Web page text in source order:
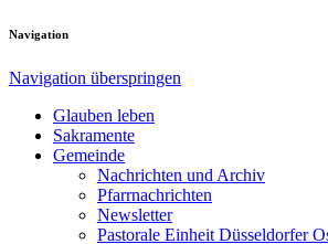
Navigation
Navigation überspringen
Glauben leben
Sakramente
Gemeinde
Nachrichten und Archiv
Pfarrnachrichten
Newsletter
Pastorale Einheit Düsseldorfer